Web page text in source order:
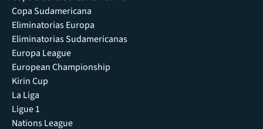
Copa Sudamericana
Eliminatorias Europa
Eliminatorias Sudamericanas
Europa League
European Championship
Kirin Cup
La Liga
Ligue 1
Nations League